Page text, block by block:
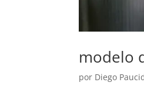
modelo
por Diego